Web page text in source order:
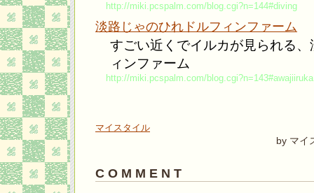
http://miki.pcspalm.com/blog.cgi?n=144#diving
淡路じゃのひれドルフィンファーム
すごい近くでイルカが見られる
ィンファーム
http://miki.pcspalm.com/blog.cgi?n=143#awajiiruka
マイスタイル
by マイ
C O M M E N T